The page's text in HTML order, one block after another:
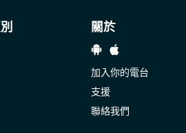
關於
加入你的電台
支援
聯絡我們